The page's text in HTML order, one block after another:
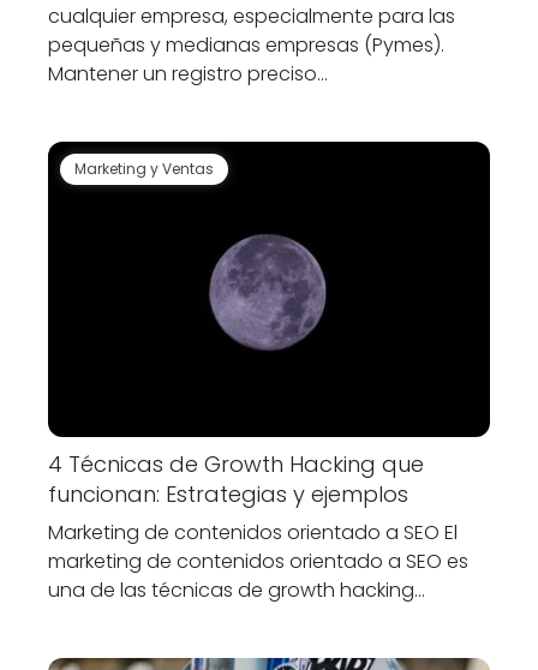
cualquier empresa, especialmente para las
pequeñas y medianas empresas (Pymes).
Mantener un registro preciso…
Marketing y Ventas
4 Técnicas de Growth Hacking que
funcionan: Estrategias y ejemplos
Marketing de contenidos orientado a SEO El
marketing de contenidos orientado a SEO es
una de las técnicas de growth hacking…